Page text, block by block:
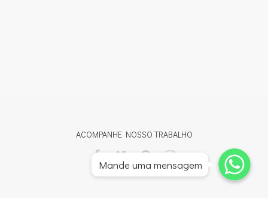
ACOMPANHE NOSSO TRABALHO
Whatsapp
Whatsapp
Whatsapp
Mande uma mensagem